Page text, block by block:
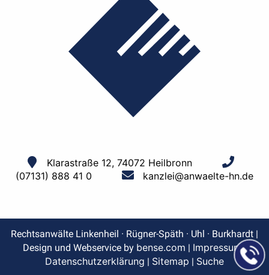
Klarastraße 12, 74072 Heilbronn
(07131) 888 41 0
kanzlei@anwaelte-hn.de
Rechtsanwälte Linkenheil · Rügner-Späth · Uhl · Burkhardt |
Design und Webservice by bense.com | Impressum|
Datenschutzerklärung | Sitemap | Suche